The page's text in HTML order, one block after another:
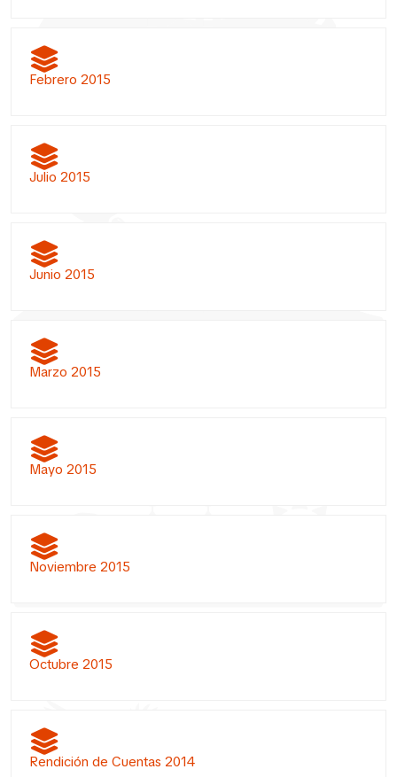
Febrero 2015
Julio 2015
Junio 2015
Marzo 2015
Mayo 2015
Noviembre 2015
Octubre 2015
Rendición de Cuentas 2014